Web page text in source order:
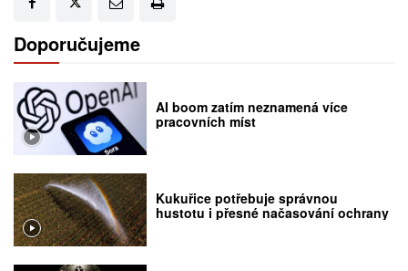
Doporučujeme
AI boom zatím neznamená více
pracovních míst
Kukuřice potřebuje správnou
hustotu i přesné načasování ochrany